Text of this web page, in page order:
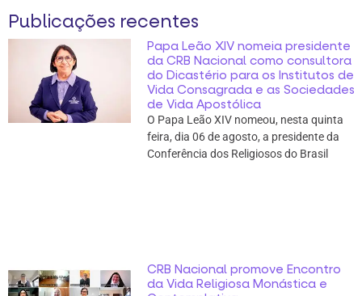
Publicações recentes
Papa Leão XIV nomeia presidente
da CRB Nacional como consultora
do Dicastério para os Institutos de
Vida Consagrada e as Sociedades
de Vida Apostólica
O Papa Leão XIV nomeou, nesta quinta
feira, dia 06 de agosto, a presidente da
Conferência dos Religiosos do Brasil
CRB Nacional promove Encontro
da Vida Religiosa Monástica e